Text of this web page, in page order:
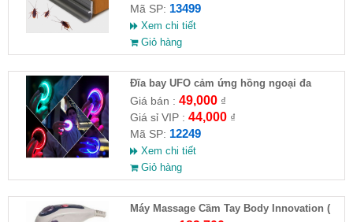
Mã SP: 13499
Xem chi tiết
Giỏ hàng
Đĩa bay UFO cảm ứng hồng ngoại đa
chiều tự động bay về
Giá bán : 49,000₫
Giá sỉ VIP : 44,000₫
Mã SP: 12249
Xem chi tiết
Giỏ hàng
Máy Massage Cầm Tay Body Innovation (